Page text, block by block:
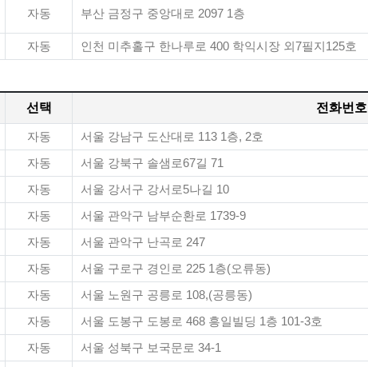
자동 부산 금정구 중앙대로 2097 1층
자동 인천 미추홀구 한나루로 400 학익시장 외7필지125호
선택 전화번호
자동 서울 강남구 도산대로 113 1층, 2호
자동 서울 강북구 솔샘로67길 71
자동 서울 강서구 강서로5나길 10
자동 서울 관악구 남부순환로 1739-9
자동 서울 관악구 난곡로 247
자동 서울 구로구 경인로 225 1층(오류동)
자동 서울 노원구 공릉로 108,(공릉동)
자동 서울 도봉구 도봉로 468 흥일빌딩 1층 101-3호
자동 서울 성북구 보국문로 34-1